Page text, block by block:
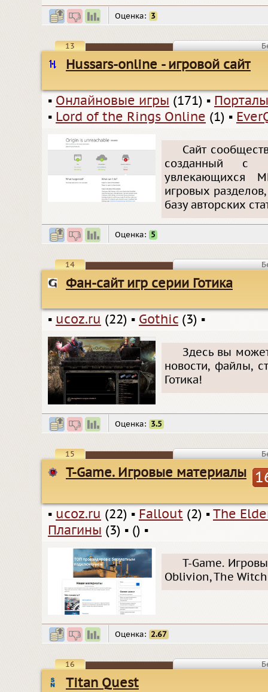
Оценка: 3
13
Hussars-online - игровой сайт
▪ Онлайновые игры (171) ▪ Порталы
▪ Lord of the Rings Online (1) ▪
Сайт
созданный с
увлекающихся
игровых
базу авторских
Оценка: 5
14
Фан-сайт игр серии Готика
▪ ucoz.ru (22) ▪ Gothic (3) ▪
Здесь вы
новости, файлы,
Готика!
Оценка: 3.5
15
T-Game. Игровые материалы
▪ ucoz.ru (22) ▪ Fallout (2) ▪ The
Плагины (3) ▪ () ▪
T-Game.
Oblivion, The
Оценка: 2.67
16
Titan Quest